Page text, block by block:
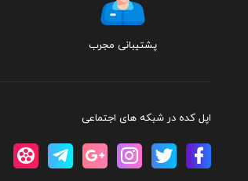
پشتیبانی مجرب
اپل کده در شبکه های اجتماعی